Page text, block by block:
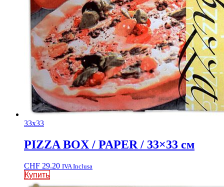
33x33
PIZZA BOX / PAPER / 33×33 см
CHF 29.20 IVA Inclusa
Купить